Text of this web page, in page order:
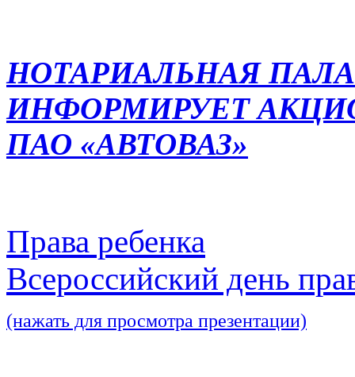
НОТАРИАЛЬНАЯ
ИНФОРМИРУЕТ
ПАО «АВТОВАЗ»
Права ребенка
Всероссийский день
(нажать для просмотра презентации)